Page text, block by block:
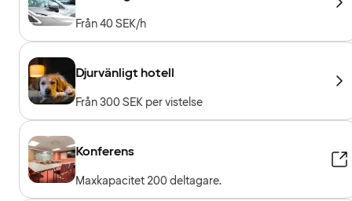
Från 40 SEK/h
Djurvänligt hotell
Från 300 SEK per vistelse
Konferens
Maxkapacitet 200 deltagare.